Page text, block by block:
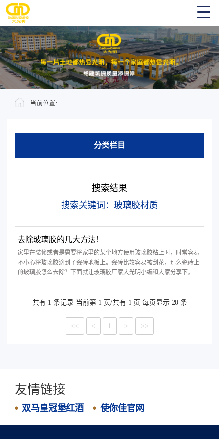
当前位置:
分类栏目
搜索结果
搜索关键词：玻璃胶材质
去除玻璃胶的几大方法！
家里在装修或者是需要将家里的某个地方使用玻璃胶粘上时，时常容易
不小心将玻璃胶滴到了瓷砖地板上。瓷砖比较容易被刮花，那么瓷砖上
的玻璃胶怎么去除？下面就让玻璃胶厂家大光明小编和大家分享下。
1、针对未固化的玻璃胶，处理起来相对容易一些，只要用家里的清洁
2、如果是已经固化的玻璃胶，
共有 1 条记录 当前第 1 页/共有 1 页 每页显示 20 条
<< < 1 > >>
友情链接
双马皇冠堡红酒 使你佳官网